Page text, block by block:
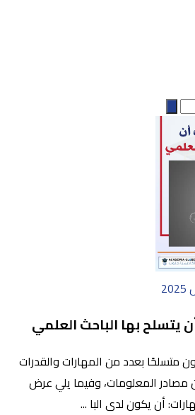
يتسلح بها الباحث العلمي
متسلحًا بعدد من المهارات والقدرات
مصادر المعلومات، وفيما يلي عرض
البا ...